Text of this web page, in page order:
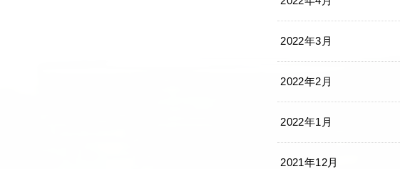
2022年3月
2022年2月
2022年1月
2021年12月